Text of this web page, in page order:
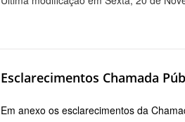
Esclarecimentos Chamada
Em anexo os esclarecimentos da